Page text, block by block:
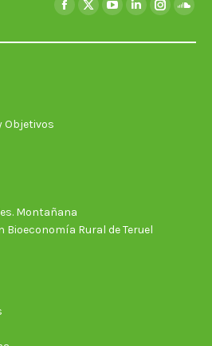
Facebook
X
YouTubeLinkedin
Objetivos
Montañana
Bioeconomía Rural de Teruel